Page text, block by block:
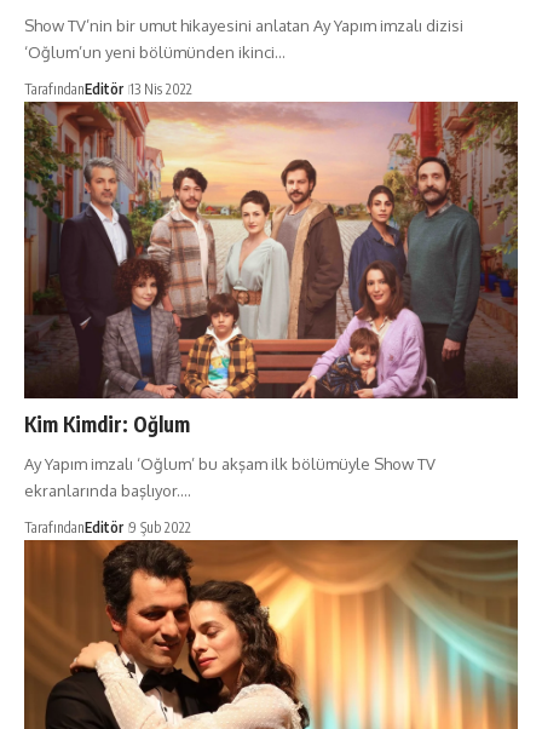
Show TV’nin bir umut hikayesini anlatan Ay Yapım imzalı dizisi
‘Oğlum’un yeni bölümünden ikinci…
TarafındanEditör 13 Nis 2022
Kim Kimdir: Oğlum
Ay Yapım imzalı ‘Oğlum’ bu akşam ilk bölümüyle Show TV
ekranlarında başlıyor.…
TarafındanEditör 9 Şub 2022